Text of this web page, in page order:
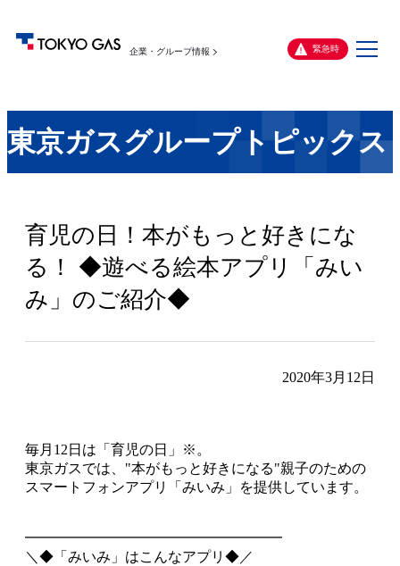
企業・グループ情報 緊急時
メ
東京ガスグループトピックス
育児の日！本がもっと好きにな
る！ ◆遊べる絵本アプリ「みい
み」のご紹介◆
2020年3月12日
毎月12日は「育児の日」※。
東京ガスでは、"本がもっと好きになる"親子のための
スマートフォンアプリ「みいみ」を提供しています。
━━━━━━━━━━━━━━━━━━
＼◆「みいみ」はこんなアプリ◆／